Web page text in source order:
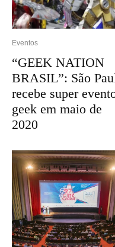
Eventos
“GEEK NATION
BRASIL”: São
recebe super
geek em maio de
2020